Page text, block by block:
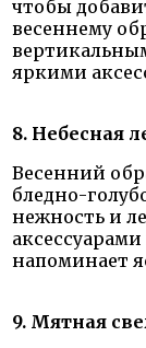
чтобы
весеннему
яркими
8. Небесная
Весенний
бледно-
нежность и
напоминает
9. Мятная